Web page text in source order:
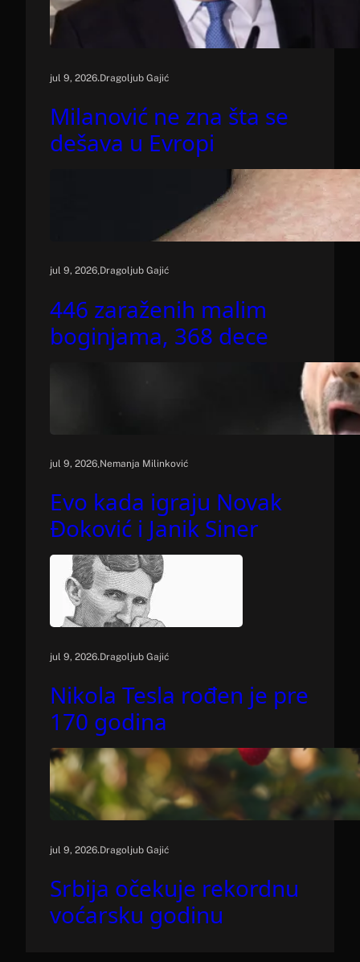
jul 9, 2026.Dragoljub Gajić
Milanović ne zna šta se
dešava u Evropi
jul 9, 2026.Dragoljub Gajić
446 zaraženih malim
boginjama, 368 dece
jul 9, 2026.Nemanja Milinković
Evo kada igraju Novak
Đoković i Janik Siner
jul 9, 2026.Dragoljub Gajić
Nikola Tesla rođen je pre
170 godina
jul 9, 2026.Dragoljub Gajić
Srbija očekuje rekordnu
voćarsku godinu